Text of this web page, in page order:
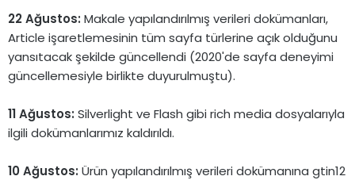
22 Ağustos: Makale yapılandırılmış verileri dokümanları,
Article işaretlemesinin tüm sayfa türlerine açık olduğunu
yansıtacak şekilde güncellendi (2020'de sayfa deneyimi
güncellemesiyle birlikte duyurulmuştu).
11 Ağustos: Silverlight ve Flash gibi rich media dosyalarıyla
ilgili dokümanlarımız kaldırıldı.
10 Ağustos: Ürün yapılandırılmış verileri dokümanına gtin12